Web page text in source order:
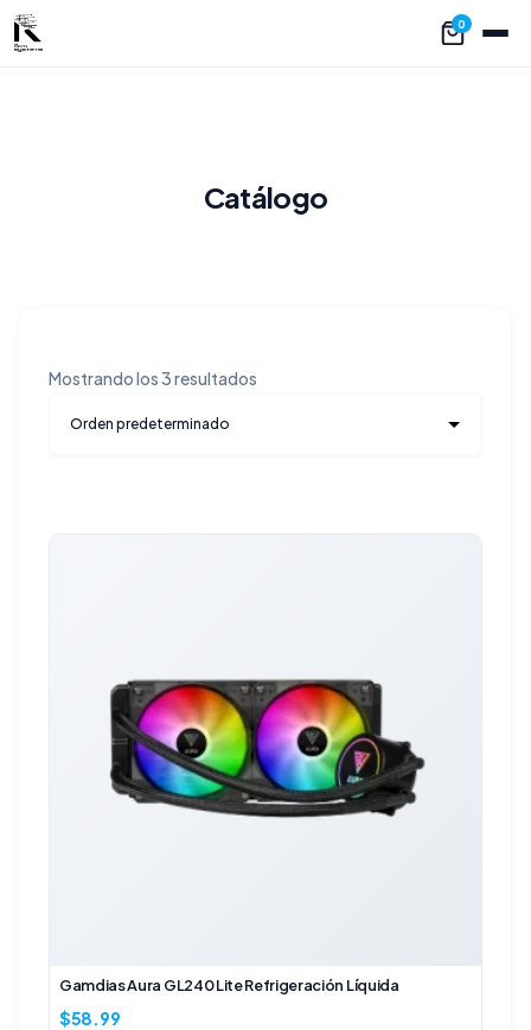
0
Catálogo
Mostrando los 3 resultados
Gamdias Aura GL240 Lite Refrigeración Líquida
$58.99